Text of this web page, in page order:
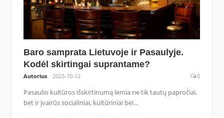
Baro samprata Lietuvoje ir Pasaulyje.
Kodėl skirtingai suprantame?
Autorius 2023-10-12 0
Pasaulio kultūros išskirtinumą lemia ne tik tautų papročiai,
bet ir įvairūs socialiniai, kultūriniai bei...